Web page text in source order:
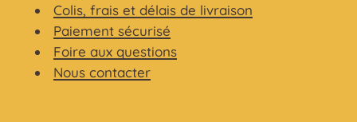
Colis, frais et délais de livraison
Paiement sécurisé
Foire aux questions
Nous contacter